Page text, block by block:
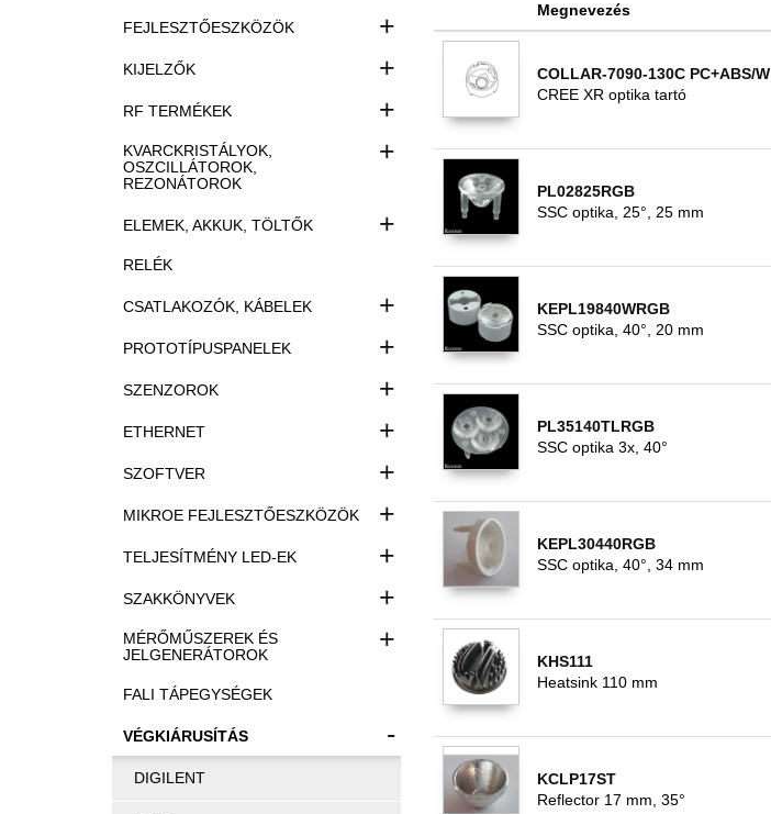
FEJLESZTŐESZKÖZÖK +
KIJELZŐK +
RF TERMÉKEK +
KVARCKRISTÁLYOK,
OSZCILLÁTOROK,
REZONÁTOROK
+
ELEMEK, AKKUK, TÖLTŐK +
RELÉK
CSATLAKOZÓK, KÁBELEK +
PROTOTÍPUSPANELEK +
SZENZOROK +
ETHERNET +
SZOFTVER +
MIKROE FEJLESZTŐESZKÖZÖK +
TELJESÍTMÉNY LED-EK +
SZAKKÖNYVEK +
MÉRŐMŰSZEREK ÉS
JELGENERÁTOROK
+
FALI TÁPEGYSÉGEK
VÉGKIÁRUSÍTÁS -
DIGILENT
Megnevezés
COLLAR-7090-130C PC+ABS/W
CREE XR optika tartó
PL02825RGB
SSC optika, 25°, 25 mm
KEPL19840WRGB
SSC optika, 40°, 20 mm
PL35140TLRGB
SSC optika 3x, 40°
KEPL30440RGB
SSC optika, 40°, 34 mm
KHS111
Heatsink 110 mm
KCLP17ST
Reflector 17 mm, 35°